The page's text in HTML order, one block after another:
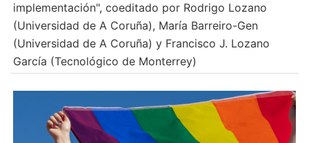
implementación", coeditado por Rodrigo Lozano
(Universidad de A Coruña), María Barreiro-Gen
(Universidad de A Coruña) y Francisco J. Lozano
García (Tecnológico de Monterrey)